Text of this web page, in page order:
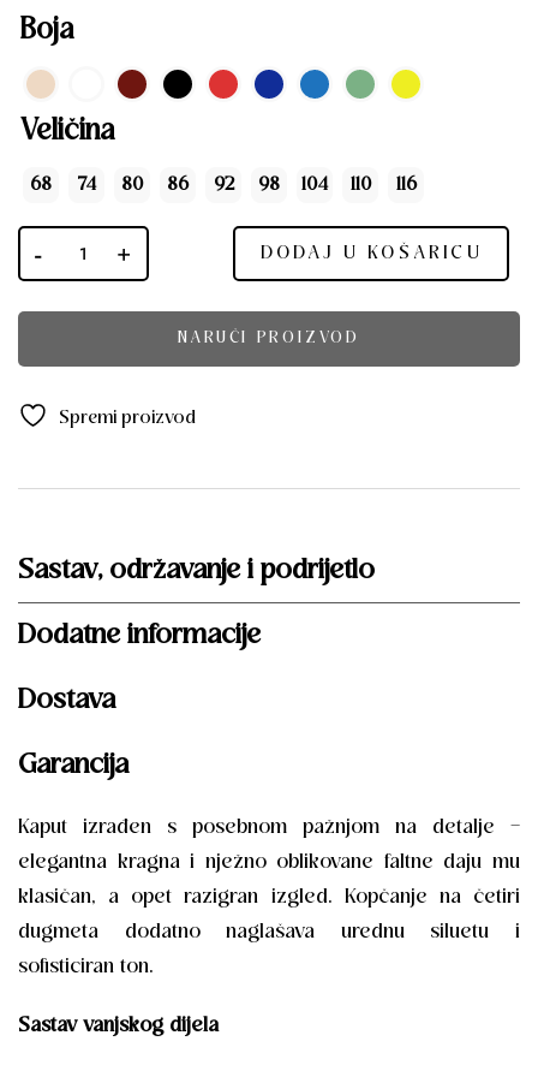
Boja
Veličina
68 74 80 86 92 98 104 110 116
DODAJ U KOŠARICU
NARUČI PROIZVOD
Spremi proizvod
Sastav, održavanje i podrijetlo
Dodatne informacije
Dostava
Garancija
Kaput izrađen s posebnom pažnjom na detalje –
elegantna kragna i nježno oblikovane faltne daju mu
klasičan, a opet razigran izgled. Kopčanje na četiri
dugmeta dodatno naglašava urednu siluetu i
sofisticiran ton.
Sastav vanjskog dijela